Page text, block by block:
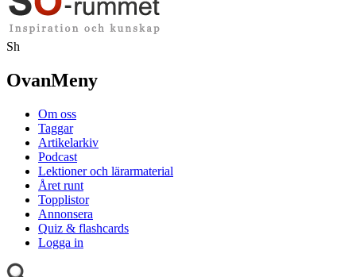
Sh
OvanMeny
Om oss
Taggar
Artikelarkiv
Podcast
Lektioner och lärarmaterial
Året runt
Topplistor
Annonsera
Quiz & flashcards
Logga in